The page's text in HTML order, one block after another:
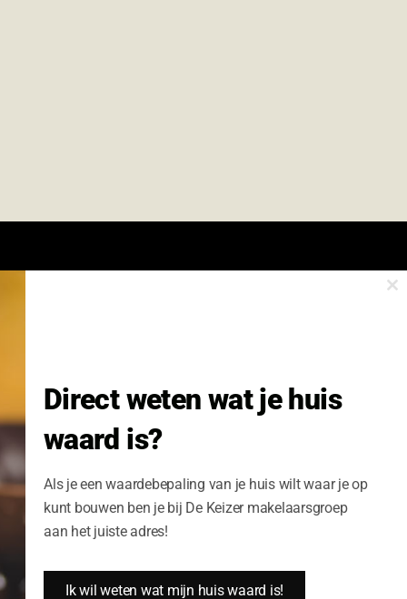
nieuwsbrief.
Volledige Naam:
Schrijf me nu in
Direct weten wat je huis
waard is?
Als je een waardebepaling van je huis wilt waar je op
kunt bouwen ben je bij De Keizer makelaarsgroep
aan het juiste adres!
Ik wil weten wat mijn huis waard is!